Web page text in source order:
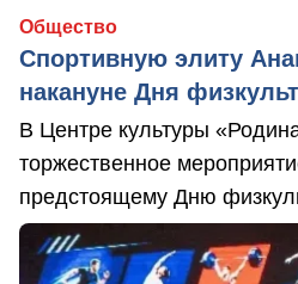
Общество
Спортивную элиту
накануне Дня
В Центре культуры
торжественное
предстоящему Дню